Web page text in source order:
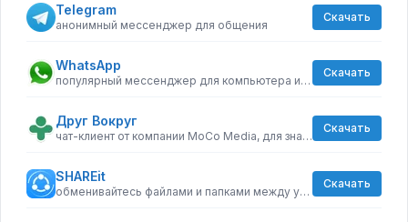
Telegram
анонимный мессенджер для общения
Скачать
WhatsApp
популярный мессенджер для компьютера и телефона
Скачать
Друг Вокруг
чат-клиент от компании MoCo Media, для знакомств
Скачать
SHAREit
обменивайтесь файлами и папками между устройствами, по Wi-Fi
Скачать